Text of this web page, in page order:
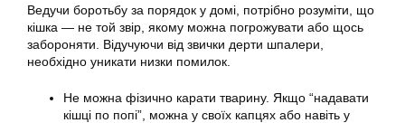
Ведучи боротьбу за порядок у домі, потрібно розуміти, що
кішка — не той звір, якому можна погрожувати або щось
забороняти. Відучуючи від звички дерти шпалери,
необхідно уникати низки помилок.
Не можна фізично карати тварину. Якщо “надавати
кішці по попі”, можна у своїх капцях або навіть у